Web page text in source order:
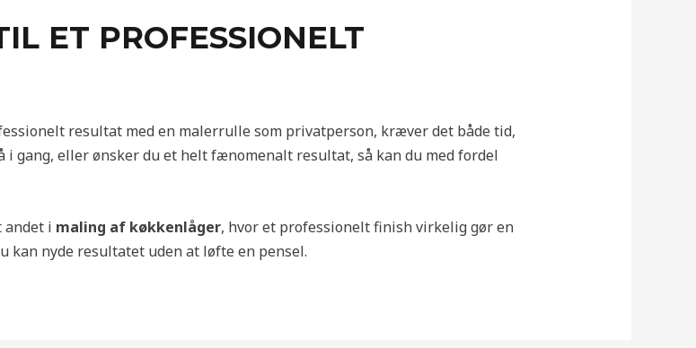
ET PROFESSIONELT
resultat med en malerrulle som privatperson, kræver det både tid,
i gang, eller ønsker du et helt fænomenalt resultat, så kan du med fordel
andet i maling af køkkenlåger, hvor et professionelt finish virkelig gør en
kan nyde resultatet uden at løfte en pensel.